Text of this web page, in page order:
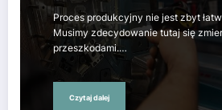
Proces produkcyjny nie jest zbyt
Musimy zdecydowanie tutaj się
przeszkodami.…
Czytaj dalej